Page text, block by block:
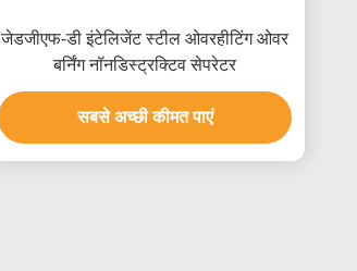
जेडजीएफ-डी इंटेलिजेंट स्टील ओवरहीटिंग ओवर
बर्निंग नॉनडिस्ट्रक्टिव सेपरेटर
सबसे अच्छी कीमत पाएं